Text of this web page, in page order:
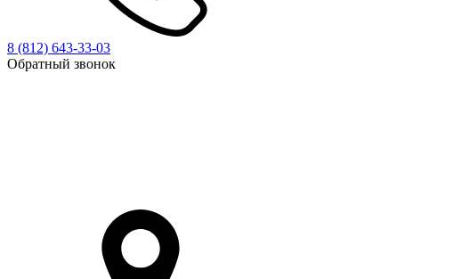
8 (812) 643-33-03
Обратный звонок